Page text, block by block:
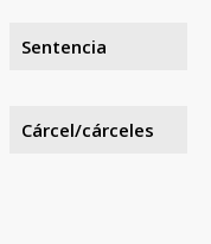
Sentencia
Cárcel/cárceles